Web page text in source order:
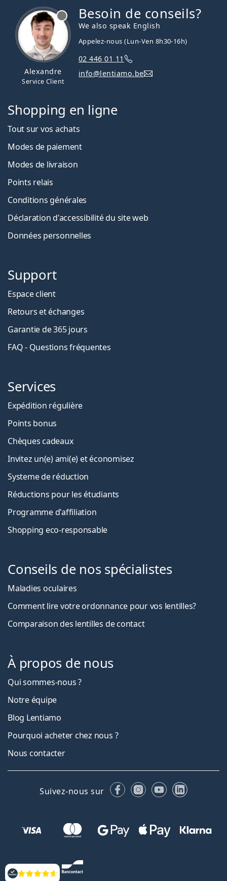
Évaluation
Alexandre
Service Client
Besoin de conseils?
We also speak English
Appelez-nous (Lun-Ven 8h30-16h)
02 446 01 11
info@lentiamo.be
Shopping en ligne
Tout sur vos achats
Modes de paiement
Modes de livraison
Points relais
Conditions générales
Déclaration d'accessibilité du site web
Données personnelles
Support
Espace client
Retours et échanges
Garantie de 365 jours
FAQ - Questions fréquentes
Services
Expédition régulière
Points bonus
Chèques cadeaux
Invitez un(e) ami(e) et économisez
Systeme de réduction
Réductions pour les étudiants
Programme d'affiliation
Shopping eco-responsable
Conseils de nos spécialistes
Maladies oculaires
Comment lire votre ordonnance pour vos lentilles?
Comparaison des lentilles de contact
À propos de nous
Qui sommes-nous ?
Notre équipe
Blog Lentiamo
Pourquoi acheter chez nous ?
Nous contacter
Suivez-nous sur FacebookInstagram
YouTubeLinkedIn